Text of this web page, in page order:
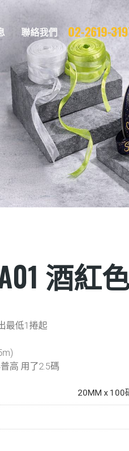
聯絡我們 02-2619-
酒紅
最低1捲起
高 用了2.5碼
20MM x 100